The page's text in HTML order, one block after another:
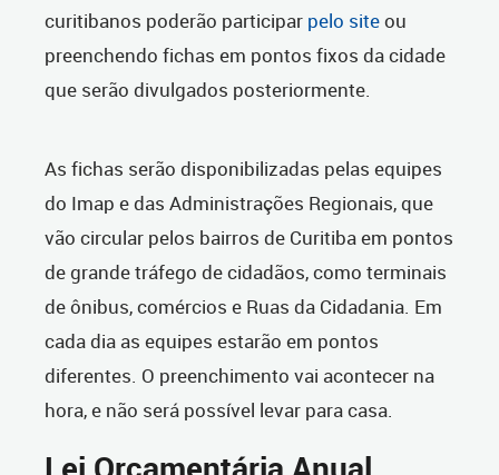
curitibanos poderão participar pelo siteou
preenchendo fichas em pontos fixos da cidade
que serão divulgados posteriormente.
As fichas serão disponibilizadas pelas equipes
do Imap e das Administrações Regionais, que
vão circular pelos bairros de Curitiba em pontos
de grande tráfego de cidadãos, como terminais
de ônibus, comércios e Ruas da Cidadania. Em
cada dia as equipes estarão em pontos
diferentes. O preenchimento vai acontecer na
hora, e não será possível levar para casa.